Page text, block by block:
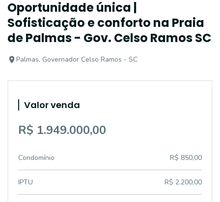
Oportunidade única |
Sofisticação e conforto na Praia
de Palmas - Gov. Celso Ramos SC
Palmas, Governador Celso Ramos - SC
Valor venda
R$ 1.949.000,00
Condomínio R$ 850,00
IPTU R$ 2.200,00